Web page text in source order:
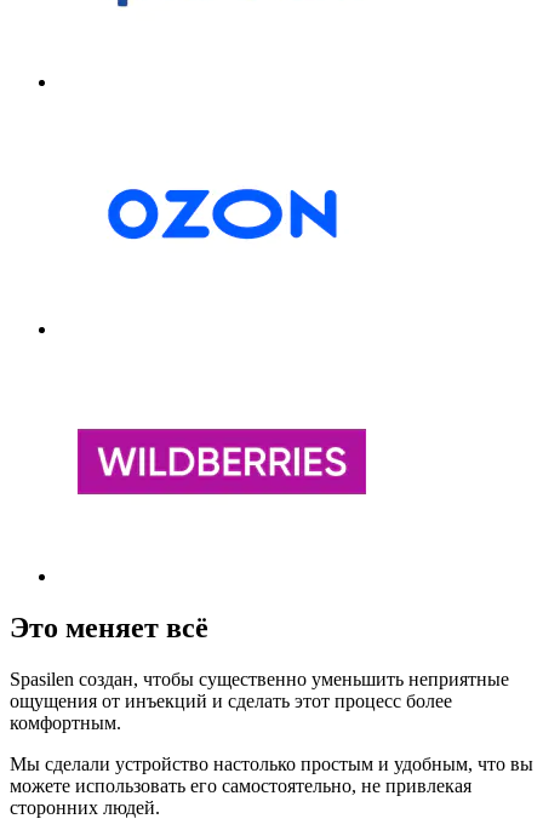
Это меняет всё
Spasilen создан, чтобы существенно уменьшить неприятные
ощущения от инъекций и сделать этот процесс более
комфортным.
Мы сделали устройство настолько простым и удобным, что вы
можете использовать его самостоятельно, не привлекая
сторонних людей.